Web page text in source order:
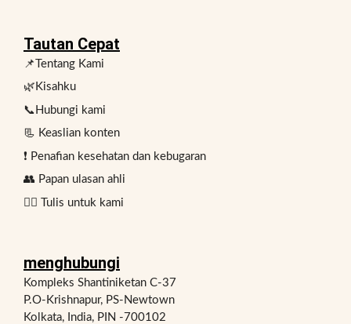
Tautan Cepat
📌Tentang Kami
🌿Kisahku
📞Hubungi kami
📃 Keaslian konten
❗ Penafian kesehatan dan kebugaran
👥 Papan ulasan ahli
✍🏻 Tulis untuk kami
menghubungi
Kompleks Shantiniketan C-37
P.O-Krishnapur, PS-Newtown
Kolkata, India, PIN -700102